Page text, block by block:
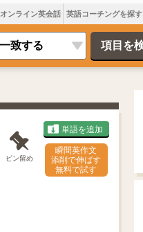
オンライン英会話 英語コーチングを探す
ピン留め
単語を追加
瞬間英作文
添削で伸ばす
無料で試す